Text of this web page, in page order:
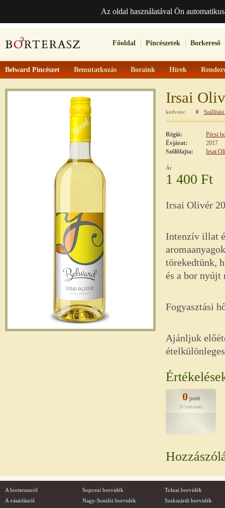
Az oldal használatával Ön
Főoldal Pincészetek Borkereső
Belward Pincészet Bemutatkozás Boraink Hírek
Irsai
kedvenc 0
Régió:
Pécsi
Évjárat:
2017
Szőlőfajta:
Irsai
Ár
1 400 Ft
Irsai Olivér
Intenzív illat
törekedtünk,
és a bor nyújt
Fogyasztási
Ajánljuk
0pont
(0 szavazat)
A borteraszról
A vásárlásról
Soproni borvidék
Nagy-Somlói borvidék
Tolnai borvidék
Szekszárdi borvidék